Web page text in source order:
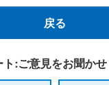
戻る
ト:ご意見をお聞か